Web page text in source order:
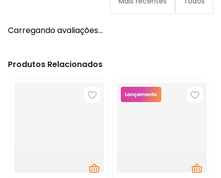
Carregando avaliações…
Produtos Relacionados